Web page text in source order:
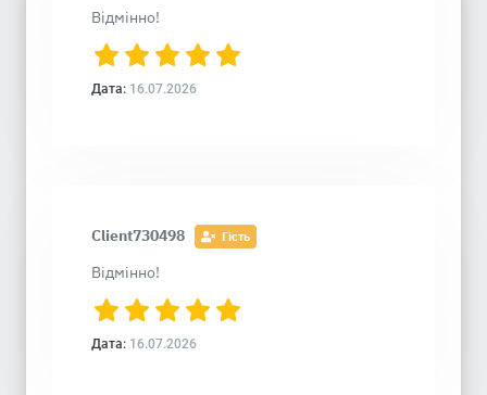
Відмінно!
Дата: 16.07.2026
Client730498 Гість
Відмінно!
Дата: 16.07.2026